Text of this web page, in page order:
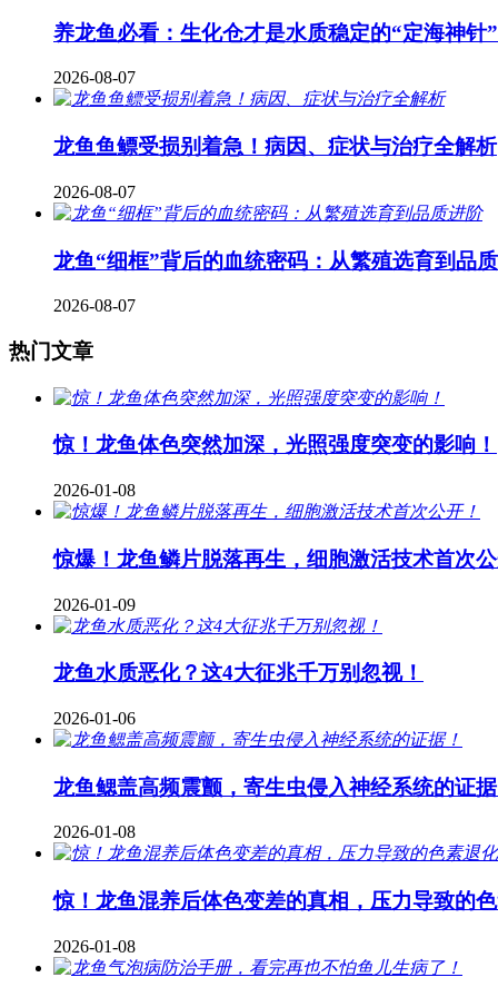
养龙鱼必看：生化仓才是水质稳定的“定海神针”
2026-08-07
龙鱼鱼鳔受损别着急！病因、症状与治疗全解析
2026-08-07
龙鱼“细框”背后的血统密码：从繁殖选育到品
2026-08-07
热门文章
惊！龙鱼体色突然加深，光照强度突变的影响！
2026-01-08
惊爆！龙鱼鳞片脱落再生，细胞激活技术首次公
2026-01-09
龙鱼水质恶化？这4大征兆千万别忽视！
2026-01-06
龙鱼鳃盖高频震颤，寄生虫侵入神经系统的证据
2026-01-08
惊！龙鱼混养后体色变差的真相，压力导致的色
2026-01-08